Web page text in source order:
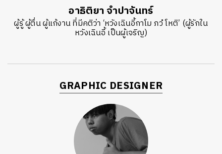
อาธิติยา จำปาจันทร์
ผู้รู้ ผู้ตื่น ผู้แก้งาน ที่มีคติว่า ‘หวังเฉินอี้กาโม ภวํ โหติ’ (ผู้รักใน
หวังเฉินอี้ เป็นผู้เจริญ)
GRAPHIC DESIGNER